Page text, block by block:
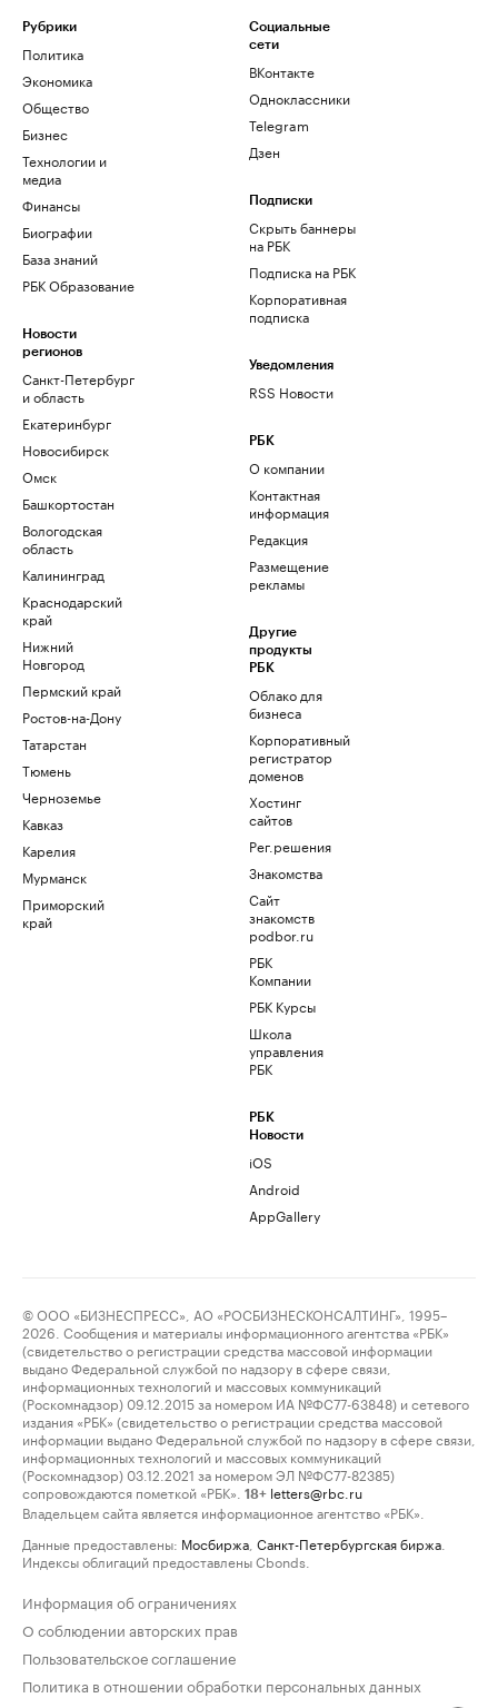
Рубрики
Политика
Экономика
Общество
Бизнес
Технологии и
медиа
Финансы
Биографии
База знаний
РБК Образование
Новости
регионов
Санкт-Петербург
и область
Екатеринбург
Новосибирск
Омск
Башкортостан
Вологодская
область
Калининград
Краснодарский
край
Нижний
Новгород
Пермский край
Ростов-на-Дону
Татарстан
Тюмень
Черноземье
Кавказ
Карелия
Мурманск
Приморский
край
Социальные
сети
ВКонтакте
Одноклассники
Telegram
Дзен
Подписки
Скрыть баннеры
на РБК
Подписка на РБК
Корпоративная
подписка
Уведомления
RSS Новости
РБК
О компании
Контактная
информация
Редакция
Размещение
рекламы
Другие
продукты
РБК
Облако для
бизнеса
Корпоративный
регистратор
доменов
Хостинг
сайтов
Рег.решения
Знакомства
Сайт
знакомств
podbor.ru
РБК
Компании
РБК Курсы
Школа
управления
РБК
РБК
Новости
iOS
Android
AppGallery
© ООО «БИЗНЕСПРЕСС», АО «РОСБИЗНЕСКОНСАЛТИНГ», 1995–
2026. Сообщения и материалы информационного агентства «РБК»
(свидетельство о регистрации средства массовой информации
выдано Федеральной службой по надзору в сфере связи,
информационных технологий и массовых коммуникаций
(Роскомнадзор) 09.12.2015 за номером ИА №ФС77-63848) и сетевого
издания «РБК» (свидетельство о регистрации средства массовой
информации выдано Федеральной службой по надзору в сфере связи,
информационных технологий и массовых коммуникаций
(Роскомнадзор) 03.12.2021 за номером ЭЛ №ФС77-82385)
сопровождаются пометкой «РБК».
18+ letters@rbc.ru
Владельцем сайта является информационное агентство «РБК».
Данные предоставлены: Мосбиржа Санкт-Петербургская биржа
Индексы облигаций предоставлены Cbonds.
Информация об ограничениях
О соблюдении авторских прав
Пользовательское соглашение
Политика в отношении обработки персональных данных